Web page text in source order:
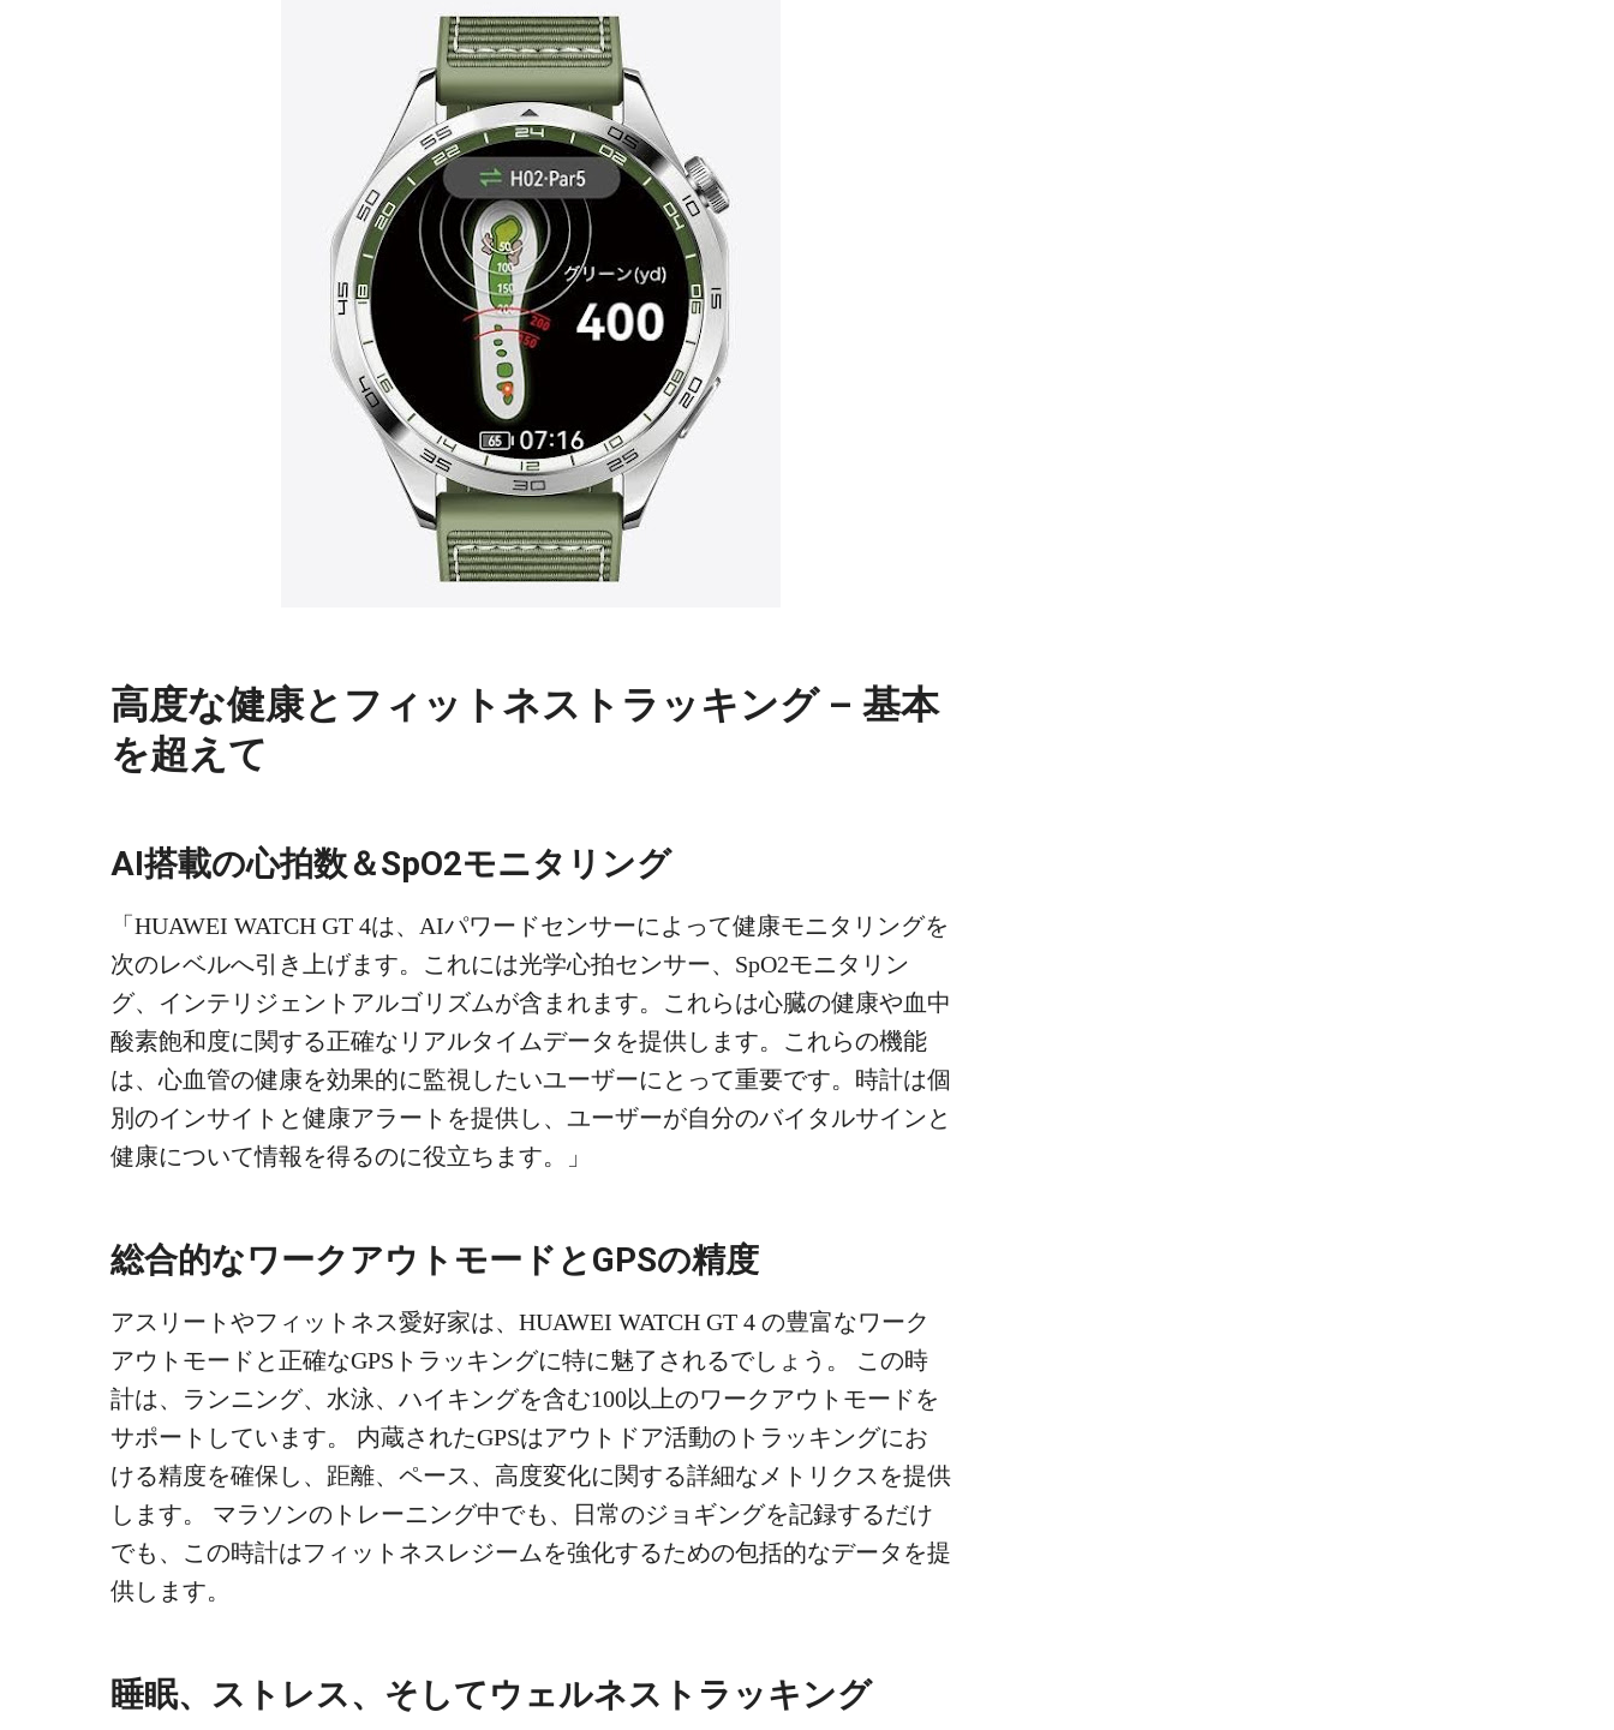
高度な健康とフィットネストラッキング – 基本
を超えて
AI搭載の心拍数＆SpO2モニタリング
「HUAWEI WATCH GT 4は、AIパワードセンサーによって健康モニタリングを
次のレベルへ引き上げます。これには光学心拍センサー、SpO2モニタリン
グ、インテリジェントアルゴリズムが含まれます。これらは心臓の健康や血中
酸素飽和度に関する正確なリアルタイムデータを提供します。これらの機能
は、心血管の健康を効果的に監視したいユーザーにとって重要です。時計は個
別のインサイトと健康アラートを提供し、ユーザーが自分のバイタルサインと
健康について情報を得るのに役立ちます。」
総合的なワークアウトモードとGPSの精度
アスリートやフィットネス愛好家は、HUAWEI WATCH GT 4 の豊富なワーク
アウトモードと正確なGPSトラッキングに特に魅了されるでしょう。 この時
計は、ランニング、水泳、ハイキングを含む100以上のワークアウトモードを
サポートしています。 内蔵されたGPSはアウトドア活動のトラッキングにお
ける精度を確保し、距離、ペース、高度変化に関する詳細なメトリクスを提供
します。 マラソンのトレーニング中でも、日常のジョギングを記録するだけ
でも、この時計はフィットネスレジームを強化するための包括的なデータを提
供します。
睡眠、ストレス、そしてウェルネストラッキング